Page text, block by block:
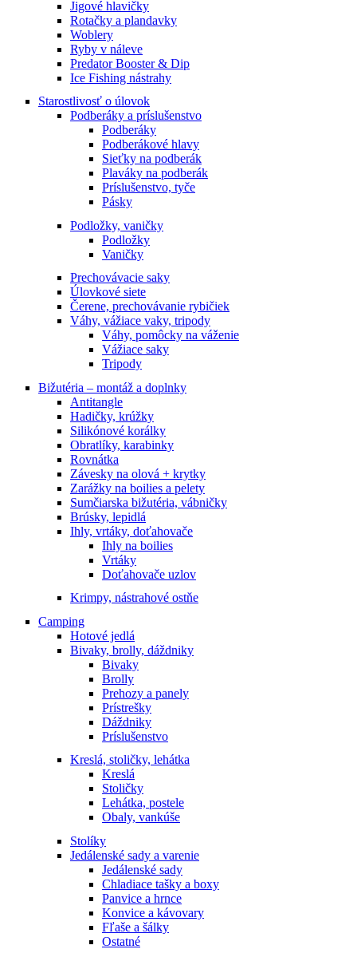
Jigové hlavičky
Rotačky a plandavky
Woblery
Ryby v náleve
Predator Booster & Dip
Ice Fishing nástrahy
Starostlivosť o úlovok
Podberáky a príslušenstvo
Podberáky
Podberákové hlavy
Sieťky na podberák
Plaváky na podberák
Príslušenstvo, tyče
Pásky
Podložky, vaničky
Podložky
Vaničky
Prechovávacie saky
Úlovkové siete
Čerene, prechovávanie rybičiek
Váhy, vážiace vaky, tripody
Váhy, pomôcky na váženie
Vážiace saky
Tripody
Bižutéria – montáž a doplnky
Antitangle
Hadičky, krúžky
Silikónové korálky
Obratlíky, karabinky
Rovnátka
Závesky na olová + krytky
Zarážky na boilies a pelety
Sumčiarska bižutéria, vábničky
Brúsky, lepidlá
Ihly, vrtáky, doťahovače
Ihly na boilies
Vrtáky
Doťahovače uzlov
Krimpy, nástrahové ostňe
Camping
Hotové jedlá
Bivaky, brolly, dáždniky
Bivaky
Brolly
Prehozy a panely
Prístrešky
Dáždniky
Príslušenstvo
Kreslá, stoličky, lehátka
Kreslá
Stoličky
Lehátka, postele
Obaly, vankúše
Stolíky
Jedálenské sady a varenie
Jedálenské sady
Chladiace tašky a boxy
Panvice a hrnce
Konvice a kávovary
Fľaše a šálky
Ostatné